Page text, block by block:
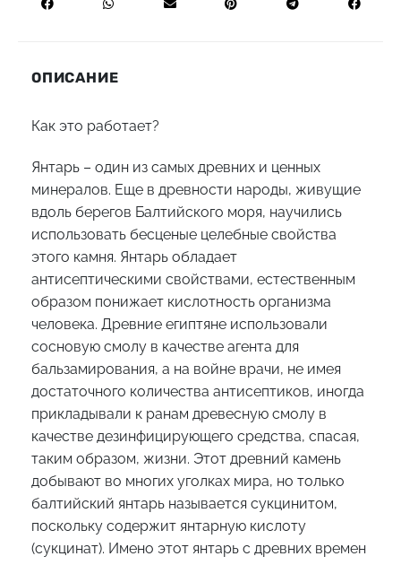
ОПИСАНИЕ
Как это работает?
Янтарь – один из самых древних и ценных
минералов. Еще в древности народы, живущие
вдоль берегов Балтийского моря, научились
использовать бесценые целебные свойства
этого камня. Янтарь обладает
антисептическими свойствами, естественным
образом понижает кислотность организма
человека. Древние египтяне использовали
сосновую смолу в качестве агента для
бальзамирования, а на войне врачи, не имея
достаточного количества антисептиков, иногда
прикладывали к ранам древесную смолу в
качестве дезинфицирующего средства, спасая,
таким образом, жизни. Этот древний камень
добывают во многих уголках мира, но только
балтийский янтарь называется сукцинитом,
поскольку содержит янтарную кислоту
(сукцинат). Имено этот янтарь с древних времен